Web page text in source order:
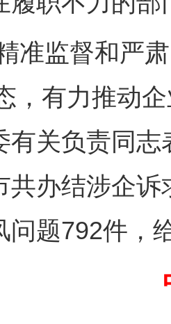
监督和严肃
，有力推动
有关负责同
共办结涉企
问题792件，
有效落实 一纸欠